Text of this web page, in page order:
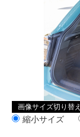
画像サイズ切り替え
縮小サイズ